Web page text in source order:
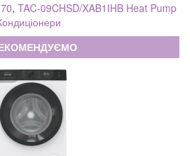
, TAC-09CHSD/XAB1IHB Heat Pump